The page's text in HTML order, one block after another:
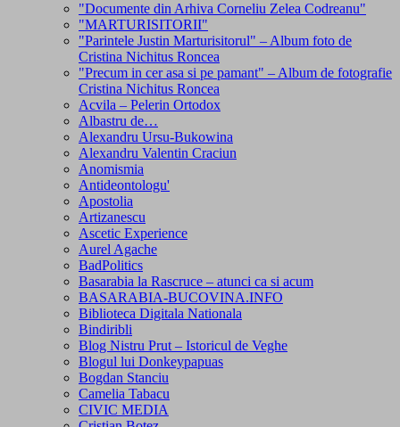
"Documente din Arhiva Corneliu Zelea Codreanu"
"MARTURISITORII"
"Parintele Justin Marturisitorul" – Album foto de
Cristina Nichitus Roncea
"Precum in cer asa si pe pamant" – Album de fotografie
Cristina Nichitus Roncea
Acvila – Pelerin Ortodox
Albastru de…
Alexandru Ursu-Bukowina
Alexandru Valentin Craciun
Anomismia
Antideontologu'
Apostolia
Artizanescu
Ascetic Experience
Aurel Agache
BadPolitics
Basarabia la Rascruce – atunci ca si acum
BASARABIA-BUCOVINA.INFO
Biblioteca Digitala Nationala
Bindiribli
Blog Nistru Prut – Istoricul de Veghe
Blogul lui Donkeypapuas
Bogdan Stanciu
Camelia Tabacu
CIVIC MEDIA